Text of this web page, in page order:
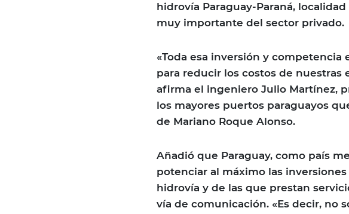
hidrovía Paraguay-Paraná,
muy importante del sector privado.
«Toda esa inversión y
para reducir los costos de nuestras
afirma el ingeniero Julio Martínez,
los mayores puertos paraguayos
de Mariano Roque Alonso.
Añadió que Paraguay, como país
potenciar al máximo las
hidrovía y de las que prestan
vía de comunicación. «Es decir, no